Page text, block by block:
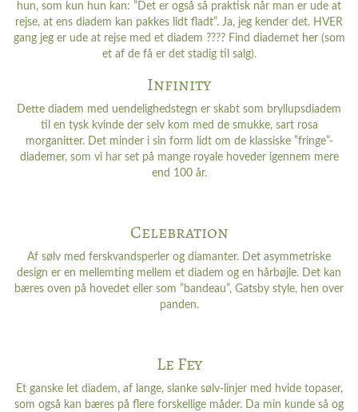
hun, som kun hun kan: ”Det er også så praktisk når man er ude at
rejse, at ens diadem kan pakkes lidt fladt”. Ja, jeg kender det. HVER
gang jeg er ude at rejse med et diadem ???? Find diademet her (som
et af de få er det stadig til salg).
Infinity
Dette diadem med uendelighedstegn er skabt som bryllupsdiadem
til en tysk kvinde der selv kom med de smukke, sart rosa
morganitter. Det minder i sin form lidt om de klassiske ”fringe”-
diademer, som vi har set på mange royale hoveder igennem mere
end 100 år.
Celebration
Af sølv med ferskvandsperler og diamanter. Det asymmetriske
design er en mellemting mellem et diadem og en hårbøjle. Det kan
bæres oven på hovedet eller som ”bandeau”, Gatsby style, hen over
panden.
Le Fey
Et ganske let diadem, af lange, slanke sølv-linjer med hvide topaser,
som også kan bæres på flere forskellige måder. Da min kunde så og